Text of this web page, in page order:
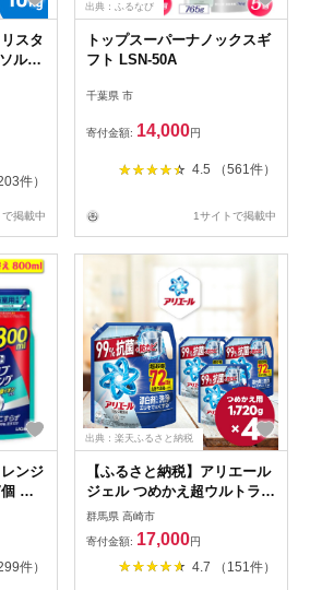
スタ
マ
件）
掲載中
出典：ふるなび
トップスーパーナノックスギ
フト LSN-50A
千葉県 市
寄付金額: 14,000円
4.5 （561件）
1サイトで掲載中
ンジ
風
件）
出典：楽天ふるさと納税
【ふるさと納税】アリエール
ジェル つめかえ超ウルトラジ
ャンボサイズ 1,720g×4個
群馬県 高崎市
寄付金額: 17,000円
4.7 （151件）